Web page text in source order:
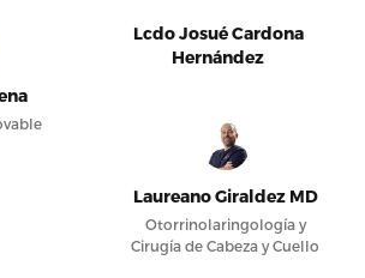
Lcdo Josué Cardona
Hernández
Laureano Giraldez MD
Otorrinolaringología y
Cirugía de Cabeza y Cuello